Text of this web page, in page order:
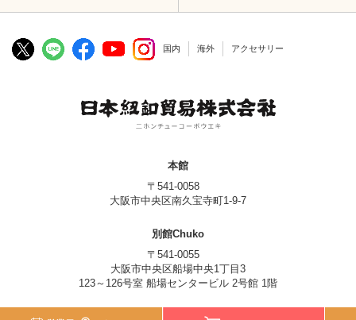
国内 海外 アクセサリー
本館
〒541-0058
大阪市中央区南久宝寺町1-9-7
別館Chuko
〒541-0055
大阪市中央区船場中央1丁目3
123～126号室 船場センタービル 2号館 1階
© Nippon Chuko Co., Ltd.